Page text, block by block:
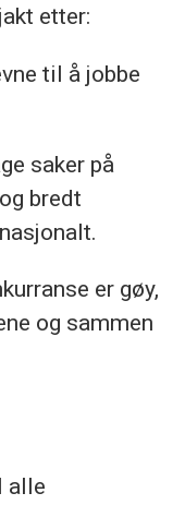
etter:
til å jobbe
saker på
bredt
er gøy,
og sammen
alle